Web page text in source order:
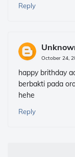
Reply
October 24,
happy brithday
berbakti pada
hehe
Reply